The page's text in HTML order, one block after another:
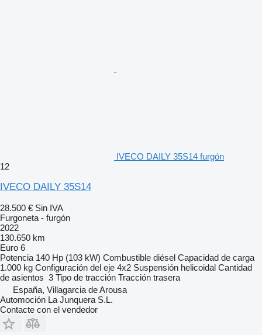
IVECO DAILY 35S14 furgón
12
IVECO DAILY 35S14
28.500 € Sin IVA
Furgoneta - furgón
2022
130.650 km
Euro 6
Potencia 140 Hp (103 kW) Combustible diésel Capacidad de carga
1.000 kg Configuración del eje 4x2 Suspensión helicoidal Cantidad
de asientos 3 Tipo de tracción Tracción trasera
España, Villagarcia de Arousa
Automoción La Junquera S.L.
Contacte con el vendedor